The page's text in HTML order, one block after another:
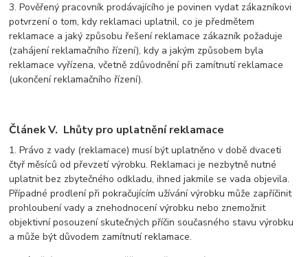
3. Pověřený pracovník prodávajícího je povinen vydat zákazníkovi
potvrzení o tom, kdy reklamaci uplatnil, co je předmětem
reklamace a jaký způsobu řešení reklamace zákazník požaduje
(zahájení reklamačního řízení), kdy a jakým způsobem byla
reklamace vyřízena, včetně zdůvodnění při zamítnutí reklamace
(ukončení reklamačního řízení).
Článek V. Lhůty pro uplatnění reklamace
1. Právo z vady (reklamace) musí být uplatněno v době dvaceti
čtyř měsíců od převzetí výrobku. Reklamaci je nezbytně nutné
uplatnit bez zbytečného odkladu, ihned jakmile se vada objevila.
Případné prodlení při pokračujícím užívání výrobku může zapříčinit
prohloubení vady a znehodnocení výrobku nebo znemožnit
objektivní posouzení skutečných příčin současného stavu výrobku
a může být důvodem zamítnutí reklamace.